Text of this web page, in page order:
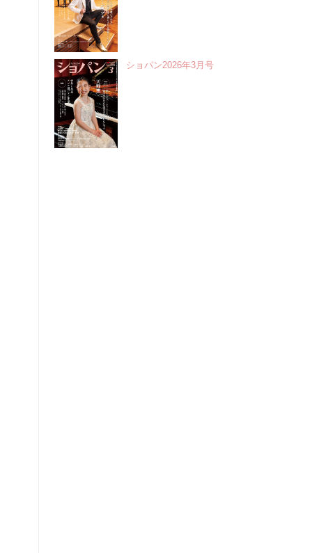
ショパン2026年3月号